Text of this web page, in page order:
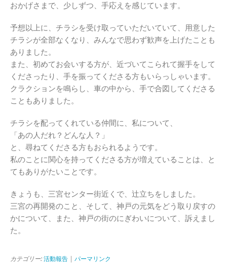
おかげさまで、少しずつ、手応えを感じています。
予想以上に、チラシを受け取っていただいていて、用意した
チラシが全部なくなり、みんなで思わず歓声を上げたことも
ありました。
また、初めてお会いする方が、近づいてこられて握手をして
くださったり、手を振ってくださる方もいらっしゃいます。
クラクションを鳴らし、車の中から、手で合図してくださる
こともありました。
チラシを配ってくれている仲間に、私について、
「あの人だれ？どんな人？」
と、尋ねてくださる方もおられるようです。
私のことに関心を持ってくださる方が増えていることは、と
てもありがたいことです。
きょうも、三宮センター街近くで、辻立ちをしました。
三宮の再開発のこと、そして、神戸の元気をどう取り戻すの
かについて、また、神戸の街のにぎわいについて、訴えまし
た。
カテゴリー: 活動報告 パーマリンク